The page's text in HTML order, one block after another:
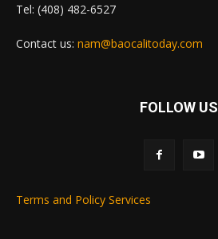
Tel: (408) 482-6527
Contact us: nam@baocalitoday.com
FOLLOW US
Terms and Policy Services